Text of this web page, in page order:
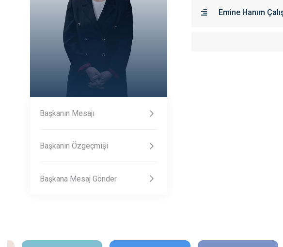
Başkanın Mesajı
Başkanın Özgeçmişi
Başkana Mesaj Gönder
Emine Hanım